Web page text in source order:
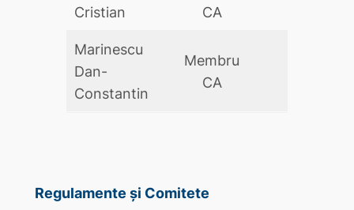
Cristian
CA
Marinescu
Dan-
Constantin
Membru
CA
Regulamente și Comitete